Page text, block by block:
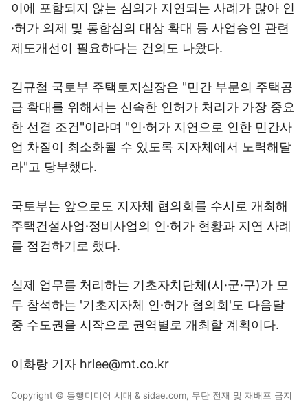
이에 포함되지 않는 심의가 지연되는 사례가 많아 인
·허가 의제 및 통합심의 대상 확대 등 사업승인 관련
제도개선이 필요하다는 건의도 나왔다.
김규철 국토부 주택토지실장은 "민간 부문의 주택공
급 확대를 위해서는 신속한 인허가 처리가 가장 중요
한 선결 조건"이라며 "인·허가 지연으로 인한 민간사
업 차질이 최소화될 수 있도록 지자체에서 노력해달
라"고 당부했다.
국토부는 앞으로도 지자체 협의회를 수시로 개최해
주택건설사업·정비사업의 인·허가 현황과 지연 사례
를 점검하기로 했다.
실제 업무를 처리하는 기초자치단체(시·군·구)가 모
두 참석하는 '기초지자체 인·허가 협의회'도 다음달
중 수도권을 시작으로 권역별로 개최할 계획이다.
이화랑 기자 hrlee@mt.co.kr
Copyright © 동행미디어 시대 & sidae.com, 무단 전재 및 재배포 금지